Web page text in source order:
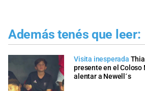
Además tenés que leer:
Visita inesperada
presente en el Coloso
alentar a Newell´s